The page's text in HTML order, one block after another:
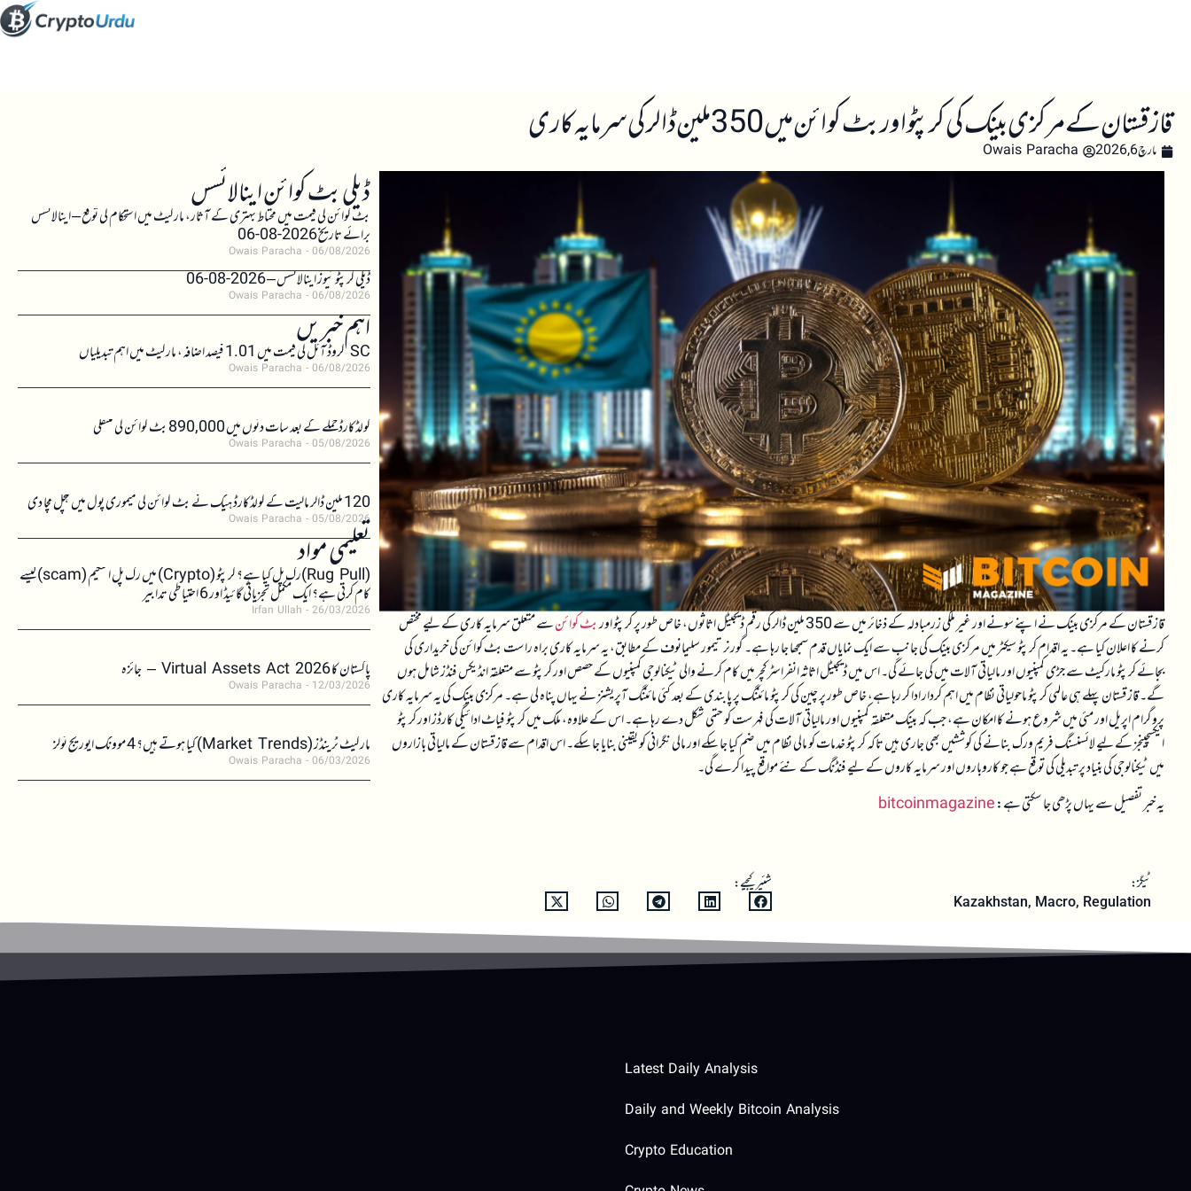
قازقستان کے مرکزی بینک کی کرپٹو اور بٹ کوائن میں 350 ملین ڈالر کی سرمایہ کاری
مارچ 6, 2026 Owais Paracha
قازقستان کے مرکزی بینک نے اپنے سونے اور غیر ملکی زرمبادلہ کے ذخائر میں سے 350 ملین ڈالر کی رقم ڈیجیٹل اثاثوں، خاص طور پر کرپٹو اور بٹ کوائنسے متعلق سرمایہ کاری کے لیے مختص
کرنے کا اعلان کیا ہے۔ یہ اقدام کرپٹو سیکٹر میں مرکزی بینک کی جانب سے ایک نمایاں قدم سمجھا جا رہا ہے۔ گورنر تیمور سلیمانوف کے مطابق، یہ سرمایہ کاری براہ راست بٹ کوائن کی خریداری کی
بجائے کرپٹو مارکیٹ سے جڑی کمپنیوں اور مالیاتی آلات میں کی جائے گی۔ اس میں ڈیجیٹل اثاثہ انفراسٹرکچر میں کام کرنے والی ٹیکنالوجی کمپنیوں کے حصص اور کرپٹو سے متعلقہ انڈیکس فنڈز شامل ہوں
گے۔ قازقستان پہلے ہی عالمی کرپٹو ماحولیاتی نظام میں اہم کردار ادا کر رہا ہے، خاص طور پر چین کی کرپٹو مائننگ پر پابندی کے بعد کئی مائننگ آپریشنز نے یہاں پناہ لی ہے۔ مرکزی بینک کی یہ سرمایہ کاری
پروگرام اپریل اور مئی میں شروع ہونے کا امکان ہے، جب کہ بینک متعلقہ کمپنیوں اور مالیاتی آلات کی فہرست کو حتمی شکل دے رہا ہے۔ اس کے علاوہ، ملک میں کرپٹو فیاٹ ادائیگی کارڈز اور کرپٹو
ایکسچینجز کے لیے لائسنسنگ فریم ورک بنانے کی کوششیں بھی جاری ہیں تاکہ کرپٹو خدمات کو مالی نظام میں ضم کیا جا سکے اور مالی نگرانی کو یقینی بنایا جا سکے۔ اس اقدام سے قازقستان کے مالیاتی بازاروں
میں ٹیکنالوجی کی بنیاد پر تبدیلی کی توقع ہے جو کاروباروں اور سرمایہ کاروں کے لیے فنڈنگ کے نئے مواقع پیدا کرے گی۔
یہ خبر تفصیل سے یہاں پڑھی جا سکتی ہے:bitcoinmagazine
ٹیگز:
Kazakhstan, Macro, Regulation
شئیر کیجیے:
ڈیلی بٹ کوائن اینالائسس
بٹ کوائن کی قیمت میں محتاط بہتری کے آثار، مارکیٹ میں استحکام کی توقع – اینالائسس
برائے تاریخ 2026-08-06
Owais Paracha 06/08/2026
ڈیلی کرپٹو نیوز اینالائسس – 2026-08-06
Owais Paracha 06/08/2026
اہم خبریں
SC کروڈ آئل کی قیمت میں 1.01 فیصد اضافہ، مارکیٹ میں اہم تبدیلیاں
Owais Paracha 06/08/2026
کولڈکارڈ حملے کے بعد سات دنوں میں 890,000 بٹ کوائن کی منتقلی
Owais Paracha 05/08/2026
120 ملین ڈالر مالیت کے کولڈکارڈ ہیک نے بٹ کوائن کی میموری پول میں ہلچل مچا دی
Owais Paracha 05/08/2026
تعلیمی مواد (Rug Pull)رگ پل کیا ہے؟ کرپٹو (Crypto) میں رگ پل اسکیم (scam)کیسے
کام کرتی ہے؟ ایک مکمل تجزیاتی گائیڈ اور 6 احتیاطی تدابیر
Irfan Ullah 26/03/2026
پاکستان کا Virtual Assets Act 2026 – جائزہ
Owais Paracha 12/03/2026
مارکیٹ ٹرینڈز (Market Trends) کیا ہوتے ہیں؟ 4 موونگ ایوریج ٹولز
Owais Paracha 06/03/2026
Latest Daily Analysis
Daily and Weekly Bitcoin Analysis
Crypto Education